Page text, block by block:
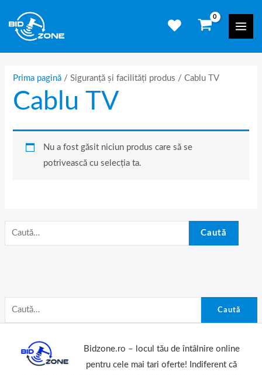
content
Caută
Caută
Prima pagină / Siguranță și facilități produs / Cablu TV
Cablu TV
Nu a fost găsit niciun produs care să se
potrivească cu selecția ta.
Bidzone.ro – locul tău de întâlnire online
pentru cele mai tari oferte! Indiferent că